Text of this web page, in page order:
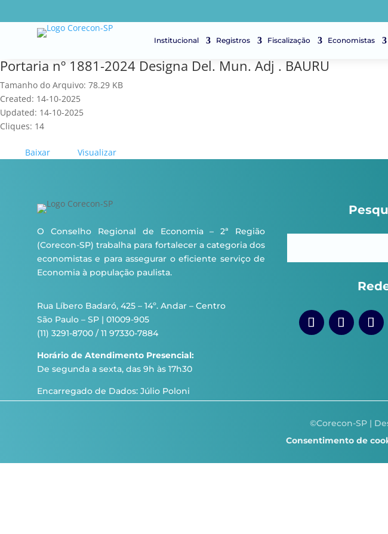
Institucional Registros Fiscalização Economistas
Portaria nº 1881-2024 Designa Del. Mun. Adj . BAURU
Tamanho do Arquivo: 78.29 KB
Created: 14-10-2025
Updated: 14-10-2025
Cliques: 14
Baixar Visualizar
O Conselho Regional de Economia – 2ª Região
(Corecon-SP) trabalha para fortalecer a categoria dos
economistas e para assegurar o eficiente serviço de
Economia à população paulista.
Rua Líbero Badaró, 425 – 14º. Andar – Centro
São Paulo – SP | 01009-905
(11) 3291-8700 / 11 97330-7884
Horário de Atendimento Presencial:
De segunda a sexta, das 9h às 17h30
Encarregado de Dados: Júlio Poloni
©Corecon-SP |
Consentimento de